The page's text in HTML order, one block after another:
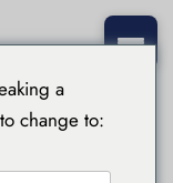
a
change to: